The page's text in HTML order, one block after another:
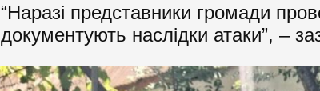
“Наразі представники громади
документують наслідки атаки”, –